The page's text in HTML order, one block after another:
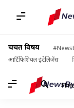
चर्चित विषय
आर्टिफिशियल इंटेलिजेंस